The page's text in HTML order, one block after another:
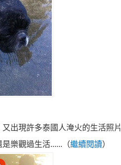
又出現許多泰國人淹火的生活照片
樂觀過生活......（繼續閱讀）